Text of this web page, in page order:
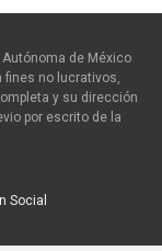
de México
fines no lucrativos,
y su dirección
por escrito de la
Social